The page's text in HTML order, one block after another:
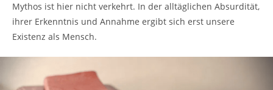
Mythos ist hier nicht verkehrt. In der alltäglichen Absurdität,
ihrer Erkenntnis und Annahme ergibt sich erst unsere
Existenz als Mensch.